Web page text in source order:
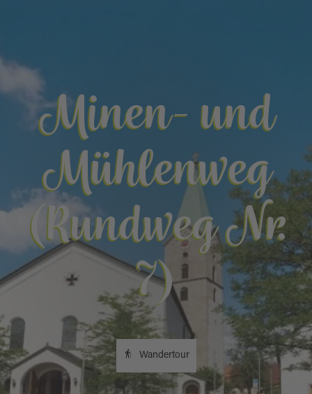
Minen- und
Mühlenweg
(Rundweg Nr.
7)
Wandertour